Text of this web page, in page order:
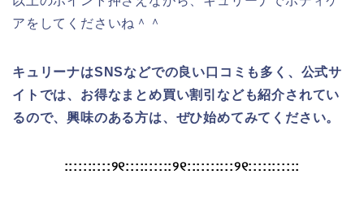
アをしてくださいね＾＾
キュリーナはSNSなどでの良い口コミも多く、公式サ
イトでは、お得なまとめ買い割引なども紹介されてい
るので、興味のある方は、ぜひ始めてみてください。
::::::::::୨୧::::::::::୨୧::::::::::୨୧:::::::::::